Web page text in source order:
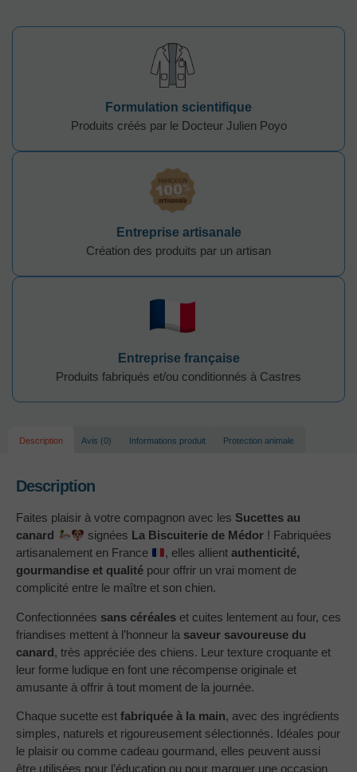
Formulation scientifique
Produits créés par le Docteur Julien Poyo
Entreprise artisanale
Création des produits par un artisan
Entreprise française
Produits fabriqués et/ou conditionnés à Castres
Description Avis (0) Informations produit Protection animale
Description
Faites plaisir à votre compagnon avec les Sucettes au
canard
signées La Biscuiterie de Médor ! Fabriquées
artisanalement en France
, elles allientauthenticité,
gourmandise et qualité pour offrir un vrai moment de
complicité entre le maître et son chien.
Confectionnées sans céréales et cuites lentement au four, ces
friandises mettent à l’honneur la saveur savoureuse du
canard, très appréciée des chiens. Leur texture croquante et
leur forme ludique en font une récompense originale et
amusante à offrir à tout moment de la journée.
Chaque sucette est fabriquée à la main, avec des ingrédients
simples, naturels et rigoureusement sélectionnés. Idéales pour
le plaisir ou comme cadeau gourmand, elles peuvent aussi
être utilisées pour l’éducation ou pour marquer une occasion